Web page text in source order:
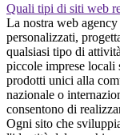
Quali tipi di siti web
La nostra web
personalizzati,
qualsiasi tipo di
piccole imprese locali
prodotti unici alla
nazionale o
consentono di
Ogni sito che